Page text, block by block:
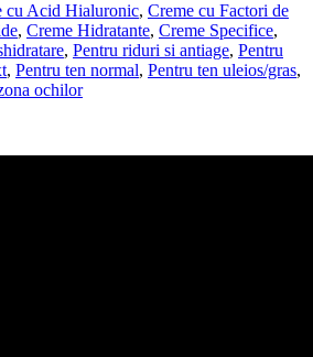
cu Acid Hialuronic, Creme cu Factori de
, Creme Hidratante, Creme Specifice,
, Pentru riduri si antiage, Pentru
, Pentru ten normal, Pentru ten uleios/gras,
ochilor